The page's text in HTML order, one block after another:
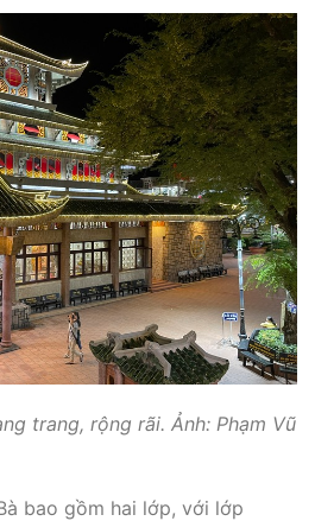
trang, rộng rãi. Ảnh: Phạm Vũ
bao gồm hai lớp, với lớp